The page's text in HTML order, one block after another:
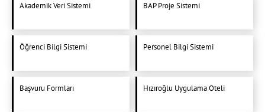
Akademik Veri Sistemi BAP Proje Sistemi
Öğrenci Bilgi Sistemi Personel Bilgi Sistemi
Başvuru Formları Hızıroğlu Uygulama Oteli